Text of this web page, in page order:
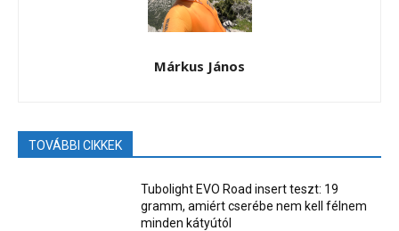
Márkus János
TOVÁBBI CIKKEK
Tubolight EVO Road insert teszt: 19
gramm, amiért cserébe nem kell félnem
minden kátyútól